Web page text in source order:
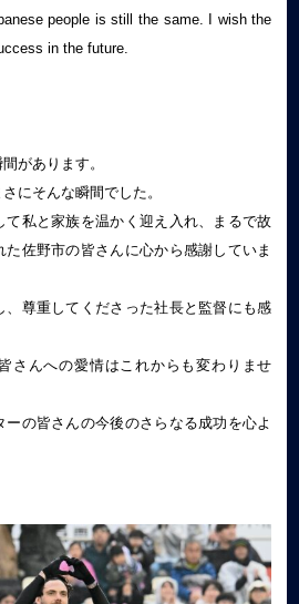
people is still the same. I wish the
in the future.
があります。
にそんな瞬間でした。
私と家族を温かく迎え入れ、まるで故
佐野市の皆さんに心から感謝していま
、尊重してくださった社長と監督にも感
さんへの愛情はこれからも変わりませ
の皆さんの今後のさらなる成功を心よ